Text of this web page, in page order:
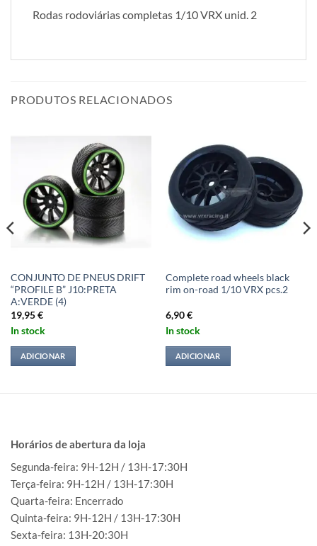
Rodas rodoviárias completas 1/10 VRX unid. 2
PRODUTOS RELACIONADOS
CONJUNTO DE PNEUS DRIFT
“PROFILE B” J10:PRETA
A:VERDE (4)
19,95€
In stock
ADICIONAR
Complete road wheels black
rim on-road 1/10 VRX pcs.2
6,90€
In stock
ADICIONAR
Horários de abertura da loja
Segunda-feira: 9H-12H / 13H-17:30H
Terça-feira: 9H-12H / 13H-17:30H
Quarta-feira: Encerrado
Quinta-feira: 9H-12H / 13H-17:30H
Sexta-feira: 13H-20:30H